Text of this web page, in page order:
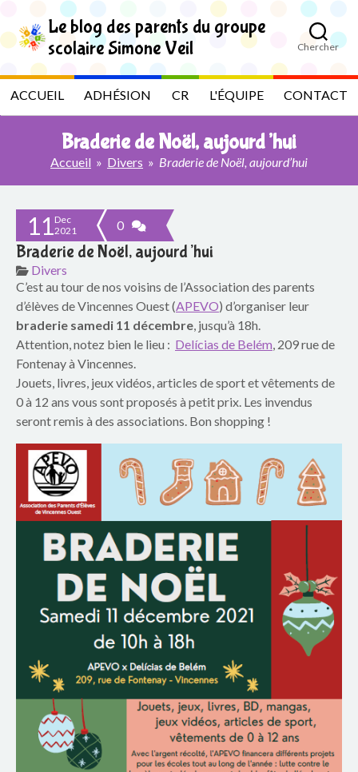
i
p
o
h
t
L
e
g
d
e
s
p
a
r
n
t
r
Le blog des parents du groupe
scolaire Simone Veil
Chercher
ACCUEIL ADHÉSION CR L'ÉQUIPE CONTACT
Braderie de Noël, aujourd’hui
Accueil » Divers » Braderie de Noël, aujourd’hui
11 Dec
2021
0
Braderie de Noël, aujourd’hui
Divers
C’est au tour de nos voisins de l’Association des parents
d’élèves de Vincennes Ouest (APEVO) d’organiser leur
braderie samedi 11 décembre, jusqu’à 18h.
Attention, notez bien le lieu : Delícias de Belém, 209 rue de
Fontenay à Vincennes.
Jouets, livres, jeux vidéos, articles de sport et vêtements de
0 à 12 ans vous sont proposés à petit prix. Les invendus
seront remis à des associations. Bon shopping !